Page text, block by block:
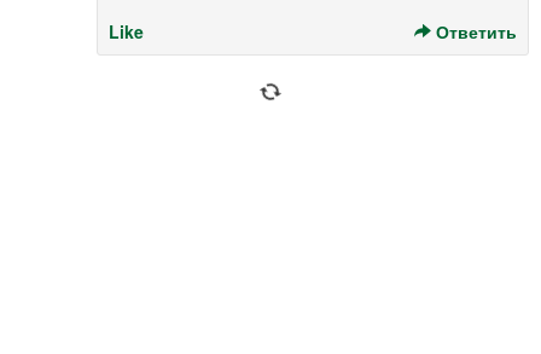
Like Ответить